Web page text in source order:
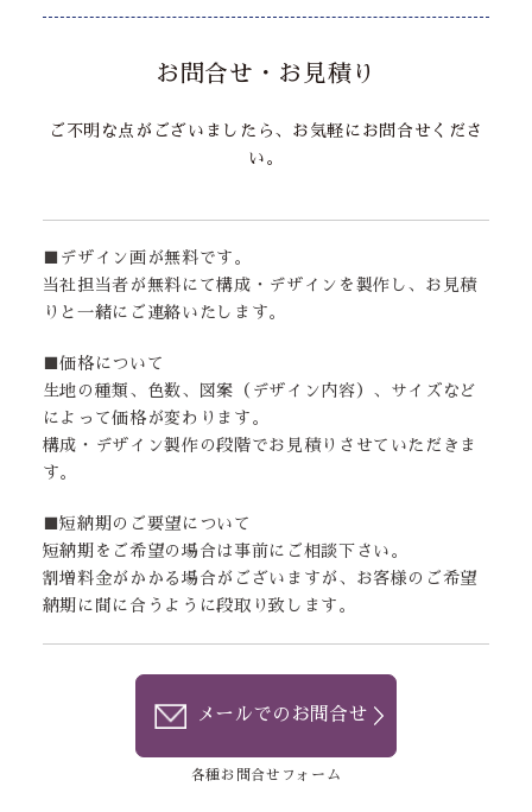
お問合せ・お見積り
ご不明な点がございましたら、お気軽にお問合せくださ
い。
■デザイン画が無料です。
当社担当者が無料にて構成・デザインを製作し、お見積
りと一緒にご連絡いたします。
■価格について
生地の種類、色数、図案（デザイン内容）、サイズなど
によって価格が変わります。
構成・デザイン製作の段階でお見積りさせていただきま
す。
■短納期のご要望について
短納期をご希望の場合は事前にご相談下さい。
割増料金がかかる場合がございますが、お客様のご希望
納期に間に合うように段取り致します。
メールでのお問合せ
各種お問合せフォーム